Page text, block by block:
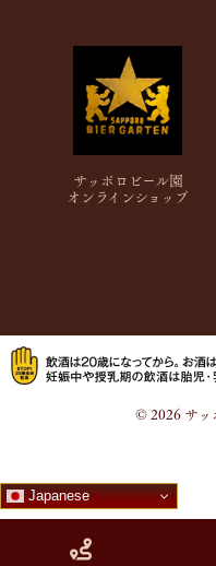
Japanese
サッポロビール園
オンラインショップ
© 2026 サッ